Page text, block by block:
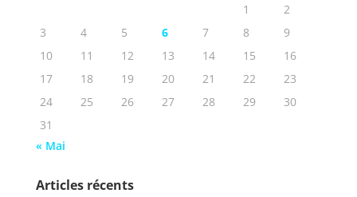
1
2
3
4 5 6 7 8
9
10
11 12 13 14 15
16
17
18 19 20 21 22
23
24
25 26 27 28 29
30
31
« Mai
Articles récents